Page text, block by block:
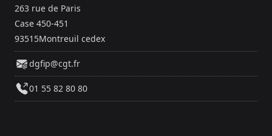
263 rue de Paris
Case 450-451
93515Montreuil cedex
dgfip@cgt.fr
01 55 82 80 80